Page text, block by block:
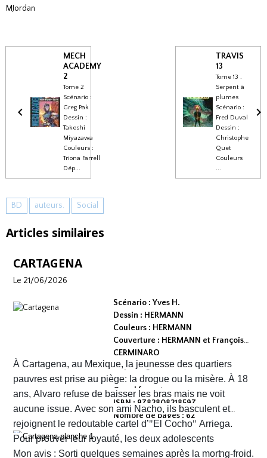
MJordan
MECH
ACADEMY
2
Tome 2
Scénario :
Greg Pak
Dessin :
Takeshi
Miyazawa
Couleurs :
Triona Farrell
Dép...
TRAVIS
13
Tome 13 .
Serpent à
plumes
Scénario :
Fred Duval
Dessin :
Christophe
Quet
Couleurs
...
BD auteurs. Social
Articles similaires
CARTAGENA
Le 21/06/2026
Scénario : Yves H.
Dessin : HERMANN
Couleurs : HERMANN
Couverture : HERMANN et François
CERMINARO
Dépot légal : avril 2026
Editeur :
Grand format
ISBN : 9782808218597
Nombre de pages : 62
À Cartagena, au Mexique, la jeunesse des quartiers
pauvres est prise au piège: la drogue ou la misère. À 18
ans, Alvaro refuse de baisser les bras mais ne voit
aucune issue. Avec son ami Nacho, ils basculent et
rejoignent le redoutable cartel d’"El Cocho" Arriega.
Pour prouver leur loyauté, les deux adolescents
reçoivent l'ordre d'exécuter des prisonniers de sang-froid.
Mon avis : Sorti quelques semaines après la mort